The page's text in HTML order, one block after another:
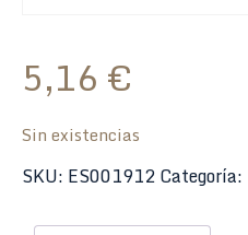
5,16 €
Sin existencias
SKU: ES001912Categoría: